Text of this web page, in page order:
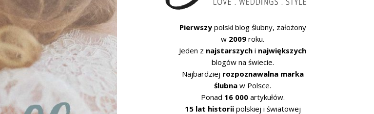
Pierwszypolski blog ślubny, założony
w 2009 roku.
Jeden z najstarszych i największych
blogów na świecie.
Najbardziej rozpoznawalna marka
ślubna w Polsce.
Ponad 16 000artykułów.
15 lat historiipolskiej i światowej